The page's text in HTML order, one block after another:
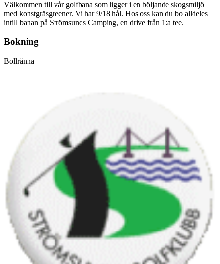
Välkommen till vår golfbana som ligger i en böljande skogsmiljö
med konstgräsgreener. Vi har 9/18 hål. Hos oss kan du bo alldeles
intill banan på Strömsunds Camping, en drive från 1:a tee.
Bokning
Bollränna